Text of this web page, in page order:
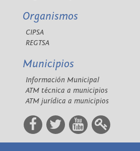
Organismos
CIPSA
REGTSA
Municipios
Información Municipal
ATM técnica a municipios
ATM jurídica a municipios